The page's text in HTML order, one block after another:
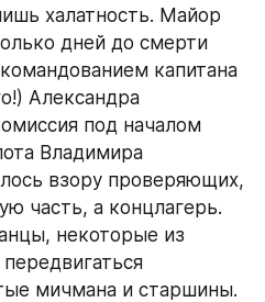
халатность. Майор
дней до смерти
капитана
Александра
под началом
Владимира
взору проверяющих,
часть, а концлагерь.
некоторые из
мичмана и старшины.